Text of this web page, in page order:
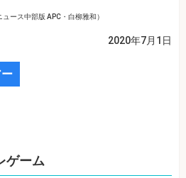
ース中部版 APC・白柳雅和）
2020年7月1日
ゲーム